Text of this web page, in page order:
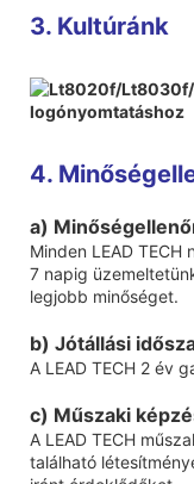
3. Kultúránk
4.
a)
Minden LEAD
7 napig
legjobb minőséget.
b) Jótállási
A LEAD TECH 2 év
c) Műszaki
A LEAD TECH
található